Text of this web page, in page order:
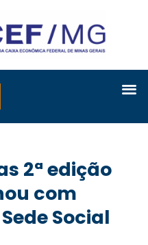
2ª edição
com
Social